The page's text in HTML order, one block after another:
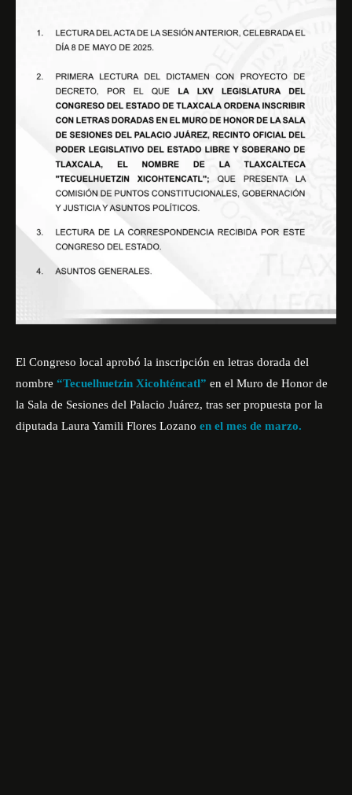
El Congreso local aprobó la inscripción en letras dorada del
nombre “Tecuelhuetzin Xicohténcatl” en el Muro de Honor de
la Sala de Sesiones del Palacio Juárez, tras ser propuesta por la
diputada Laura Yamili Flores Lozano en el mes de marzo.